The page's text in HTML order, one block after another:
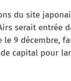
du site
serait entrée
9 décembre,
capital pour